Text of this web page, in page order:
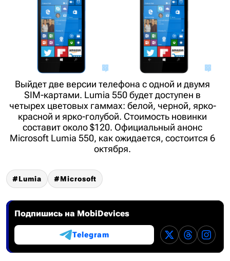
Выйдет две версии телефона с одной и двумя
SIM-картами. Lumia 550 будет доступен в
четырех цветовых гаммах: белой, черной, ярко-
красной и ярко-голубой. Стоимость новинки
составит около $120. Официальный анонс
Microsoft Lumia 550, как ожидается, состоится 6
октября.
Lumia Microsoft
Подпишись на MobiDevices
Telegram